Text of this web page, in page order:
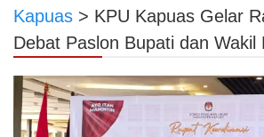
Kapuas > KPU Kapuas Gelar
Debat Paslon Bupati dan Wakil